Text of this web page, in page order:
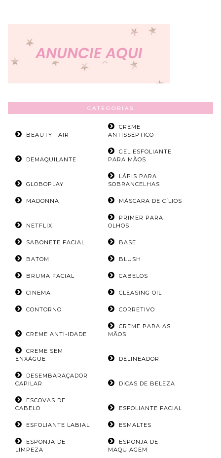
CATEGORIAS
BEAUTY FAIR
CREME
ANTISSÉPTICO
DEMAQUILANTE
GEL ESFOLIANTE
PARA MÃOS
GLOBOPLAY
LÁPIS PARA
SOBRANCELHAS
MADONNA MÁSCARA DE CÍLIOS
NETFLIX
PRIMER PARA
OLHOS
SABONETE FACIAL BASE
BATOM BLUSH
BRUMA FACIAL CABELOS
CINEMA CLEASING OIL
CONTORNO CORRETIVO
CREME ANTI-IDADE
CREME PARA AS
MÃOS
CREME SEM
ENXÁGUE
DELINEADOR
DESEMBARAÇADOR
CAPILAR
DICAS DE BELEZA
ESCOVAS DE
CABELO
ESFOLIANTE FACIAL
ESFOLIANTE LABIAL ESMALTES
ESPONJA DE
LIMPEZA
ESPONJA DE
MAQUIAGEM